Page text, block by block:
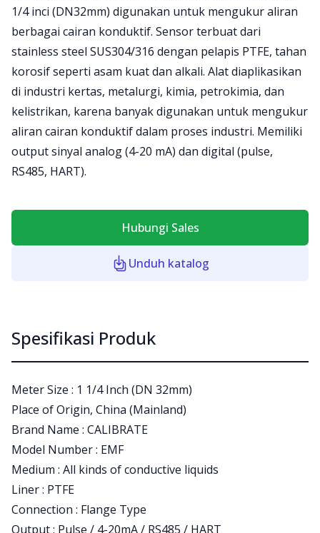
1/4 inci (DN32mm) digunakan untuk mengukur aliran
berbagai cairan konduktif. Sensor terbuat dari
stainless steel SUS304/316 dengan pelapis PTFE, tahan
korosif seperti asam kuat dan alkali. Alat diaplikasikan
di industri kertas, metalurgi, kimia, petrokimia, dan
kelistrikan, karena banyak digunakan untuk mengukur
aliran cairan konduktif dalam proses industri. Memiliki
output sinyal analog (4-20 mA) dan digital (pulse,
RS485, HART).
Hubungi Sales
Unduh katalog
Spesifikasi Produk
Meter Size : 1 1/4 Inch (DN 32mm)
Place of Origin, China (Mainland)
Brand Name : CALIBRATE
Model Number : EMF
Medium : All kinds of conductive liquids
Liner : PTFE
Connection : Flange Type
Output : Pulse / 4-20mA / RS485 / HART